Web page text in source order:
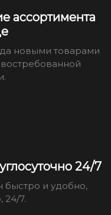
ассортимента
новыми товарами
24/7
быстро и удобно,
24/7.